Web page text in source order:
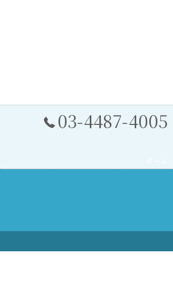
03-4487-4005